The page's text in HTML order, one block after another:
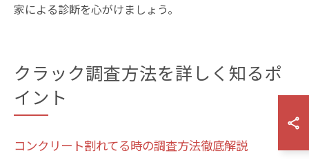
家による診断を心がけましょう。
クラック調査方法を詳しく知るポ
イント
コンクリート割れてる時の調査方法徹底解説